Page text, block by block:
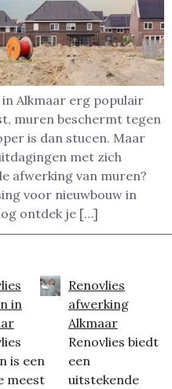
Alkmaar erg populair
muren beschermt tegen
is dan stucen. Maar
met zich
afwerking van muren?
voor nieuwbouw in
ontdek je […]
in
is een
meest
Renovlies
afwerking
Alkmaar
Renovlies biedt
een
uitstekende